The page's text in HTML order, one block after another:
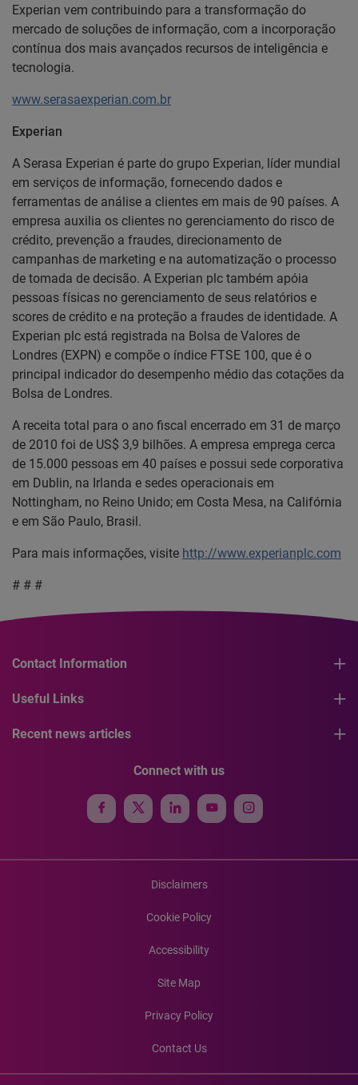
Experian vem contribuindo para a transformação do
mercado de soluções de informação, com a incorporação
contínua dos mais avançados recursos de inteligência e
tecnologia.
www.serasaexperian.com.br
Experian
A Serasa Experian é parte do grupo Experian, líder mundial
em serviços de informação, fornecendo dados e
ferramentas de análise a clientes em mais de 90 países. A
empresa auxilia os clientes no gerenciamento do risco de
crédito, prevenção a fraudes, direcionamento de
campanhas de marketing e na automatização o processo
de tomada de decisão. A Experian plc também apóia
pessoas físicas no gerenciamento de seus relatórios e
scores de crédito e na proteção a fraudes de identidade. A
Experian plc está registrada na Bolsa de Valores de
Londres (EXPN) e compõe o índice FTSE 100, que é o
principal indicador do desempenho médio das cotações da
Bolsa de Londres.
A receita total para o ano fiscal encerrado em 31 de março
de 2010 foi de US$ 3,9 bilhões. A empresa emprega cerca
de 15.000 pessoas em 40 países e possui sede corporativa
em Dublin, na Irlanda e sedes operacionais em
Nottingham, no Reino Unido; em Costa Mesa, na Califórnia
e em São Paulo, Brasil.
Para mais informações, visite http://www.experianplc.com
# # #
Contact Information
Useful Links
Recent news articles
Connect with us
Disclaimers
Cookie Policy
Accessibility
Site Map
Privacy Policy
Contact Us